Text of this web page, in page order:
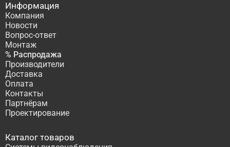
Информация
Компания
Новости
Вопрос-ответ
Монтаж
% Распродажа
Производители
Доставка
Оплата
Контакты
Партнёрам
Проектирование
Каталог товаров